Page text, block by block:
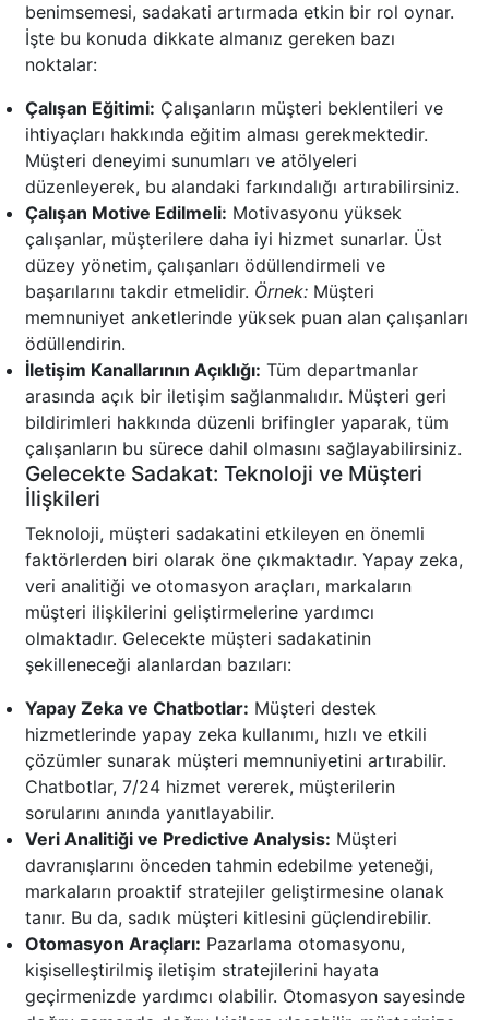
benimsemesi, sadakati artırmada etkin bir rol oynar.
İşte bu konuda dikkate almanız gereken bazı
noktalar:
Çalışan Eğitimi: Çalışanların müşteri beklentileri ve
ihtiyaçları hakkında eğitim alması gerekmektedir.
Müşteri deneyimi sunumları ve atölyeleri
düzenleyerek, bu alandaki farkındalığı artırabilirsiniz.
Çalışan Motive Edilmeli: Motivasyonu yüksek
çalışanlar, müşterilere daha iyi hizmet sunarlar. Üst
düzey yönetim, çalışanları ödüllendirmeli ve
başarılarını takdir etmelidir. Örnek: Müşteri
memnuniyet anketlerinde yüksek puan alan çalışanları
ödüllendirin.
İletişim Kanallarının Açıklığı: Tüm departmanlar
arasında açık bir iletişim sağlanmalıdır. Müşteri geri
bildirimleri hakkında düzenli brifingler yaparak, tüm
çalışanların bu sürece dahil olmasını sağlayabilirsiniz.
Gelecekte Sadakat: Teknoloji ve Müşteri
İlişkileri
Teknoloji, müşteri sadakatini etkileyen en önemli
faktörlerden biri olarak öne çıkmaktadır. Yapay zeka,
veri analitiği ve otomasyon araçları, markaların
müşteri ilişkilerini geliştirmelerine yardımcı
olmaktadır. Gelecekte müşteri sadakatinin
şekilleneceği alanlardan bazıları:
Yapay Zeka ve Chatbotlar: Müşteri destek
hizmetlerinde yapay zeka kullanımı, hızlı ve etkili
çözümler sunarak müşteri memnuniyetini artırabilir.
Chatbotlar, 7/24 hizmet vererek, müşterilerin
sorularını anında yanıtlayabilir.
Veri Analitiği ve Predictive Analysis: Müşteri
davranışlarını önceden tahmin edebilme yeteneği,
markaların proaktif stratejiler geliştirmesine olanak
tanır. Bu da, sadık müşteri kitlesini güçlendirebilir.
Otomasyon Araçları: Pazarlama otomasyonu,
kişiselleştirilmiş iletişim stratejilerini hayata
geçirmenizde yardımcı olabilir. Otomasyon sayesinde